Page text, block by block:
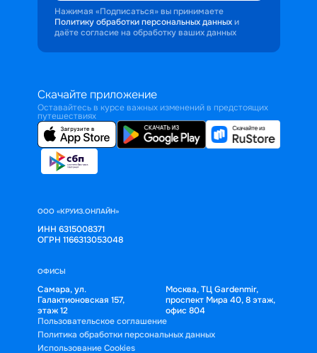
Нажимая «Подписаться» вы принимаете
Политику обработки персональных данных и
даёте согласие на обработку ваших данных
Скачайте приложение
Оставайтесь в курсе важных изменений в предстоящих
путешествиях
ООО «КРУИЗ.ОНЛАЙН»
ИНН 6315008371
ОГРН 1166313053048
ОФИСЫ
Самара, ул.
Галактионовская 157,
этаж 12
Москва, ТЦ Gardenmir,
проспект Мира 40, 8 этаж,
офис 804
Пользовательское соглашение
Политика обработки персональных данных
Использование Cookies